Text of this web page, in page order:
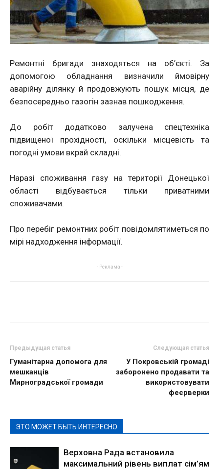
Ремонтні бригади знаходяться на об’єкті. За
допомогою обладнання визначили ймовірну
аварійну ділянку й продовжують пошук місця, де
безпосередньо газогін зазнав пошкодження.
До робіт додатково залучена спецтехніка
підвищеної прохідності, оскільки місцевість та
погодні умови вкрай складні.
Наразі споживання газу на території Донецької
області відбувається тільки приватними
споживачами.
Про перебіг ремонтних робіт повідомлятиметься по
мірі надходження інформації.
- Реклама -
Предыдущая статья
Гуманітарна допомога для
мешканців
Мирноградської громади
Следующая статья
У Покровській громаді
заборонено продавати та
використовувати
феєрверки
ЭТО МОЖЕТ БЫТЬ ИНТЕРЕСНО
Верховна Рада встановила
максимальний рівень виплат сім’ям